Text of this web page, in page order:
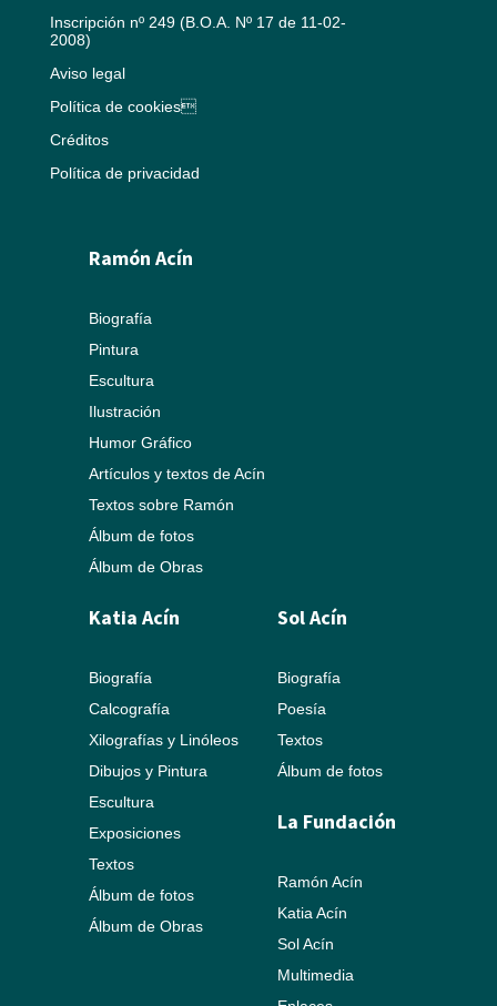
Inscripción nº 249 (B.O.A. Nº 17 de 11-02-
2008)
Aviso legal
Política de cookies
Créditos
Política de privacidad
Ramón Acín
Biografía
Pintura
Escultura
Ilustración
Humor Gráfico
Artículos y textos de Acín
Textos sobre Ramón
Álbum de fotos
Álbum de Obras
Katia Acín
Biografía
Calcografía
Xilografías y Linóleos
Dibujos y Pintura
Escultura
Exposiciones
Textos
Álbum de fotos
Álbum de Obras
Sol Acín
Biografía
Poesía
Textos
Álbum de fotos
La Fundación
Ramón Acín
Katia Acín
Sol Acín
Multimedia